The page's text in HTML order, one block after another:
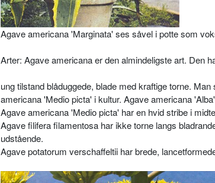
Agave americana 'Marginata' ses såvel i potte som
Arter: Agave americana er den almin­deligste art. Den
ung tilstand blåduggede, blade med kraftige torne.
americana 'Medio picta' i kul­tur. Agave americana
Agave americana 'Medio picta' har en hvid stribe i
Agave filifera filamentosa har ikke tor­ne langs
udstående.
Agave potatorum verschaffeltii har bre­de,